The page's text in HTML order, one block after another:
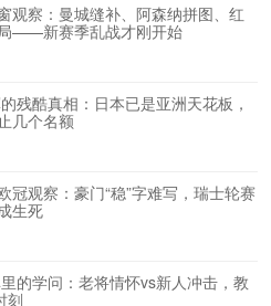
观察：曼城缝补、阿森纳拼图、红
——新赛季乱战才刚开始
残酷真相：日本已是亚洲天花板，
几个名额
冠观察：豪门“稳”字难写，瑞士轮赛
生死
的学问：老将情怀vs新人冲击，教
刻